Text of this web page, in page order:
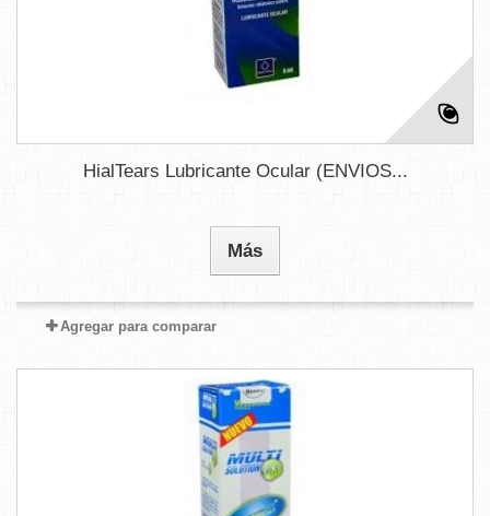
HialTears Lubricante Ocular (ENVIOS...
Más
Agregar para comparar